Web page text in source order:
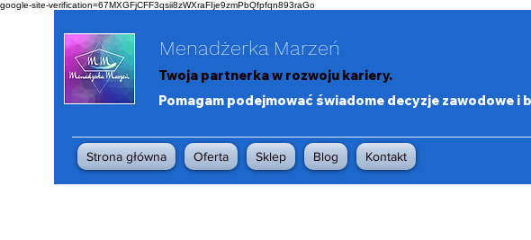
google-site-verification=67MXGFjCFF3qsii8zWXraFIje9zmPbQfpfqn893raGo
Menadżerka Marzeń
Twoja partnerka w rozwoju kariery.
Pomagam podejmować świadome decyzje zawodowe
Strona główna Oferta Sklep Blog Kontakt